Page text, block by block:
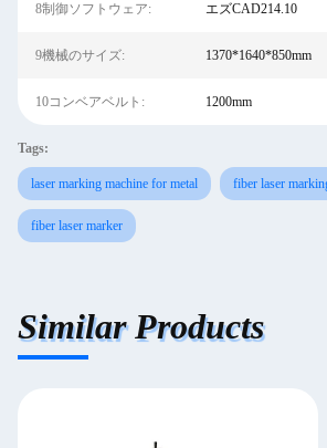
8制御ソフトウェア: エズCAD214.10
9機械のサイズ: 1370*1640*850mm
10コンベアベルト: 1200mm
Tags:
laser marking machine for metal fiber laser
fiber laser marker
Similar Products